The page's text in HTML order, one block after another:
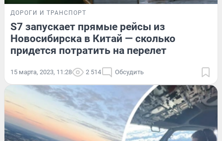
ДОРОГИ И ТРАНСПОРТ
S7 запускает прямые рейсы из
Новосибирска в Китай — сколько
придется потратить на перелет
15 марта, 2023, 11:28 2 514 Обсудить